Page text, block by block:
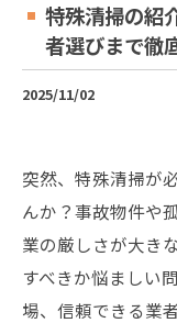
特殊清掃の紹
者選びまで徹
2025/11/02
突然、特殊清掃が
んか？事故物件や
業の厳しさが大き
すべきか悩ましい
場、信頼できる業